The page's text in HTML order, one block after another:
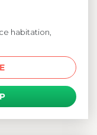
habitation,